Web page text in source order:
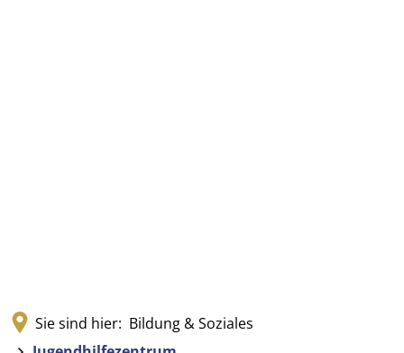
Sie sind hier: Bildung & Soziales